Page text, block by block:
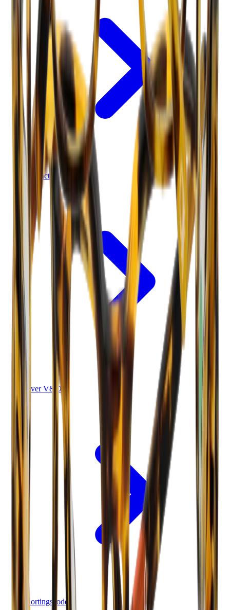
Contact
Over V&D
Kortingscode